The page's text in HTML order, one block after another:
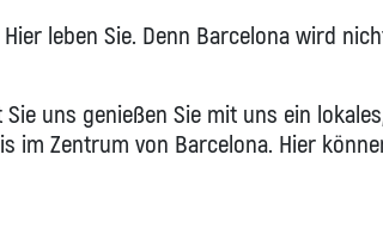
leben Sie. Denn Barcelona wird
uns genießen Sie mit uns ein
im Zentrum von Barcelona. Hier